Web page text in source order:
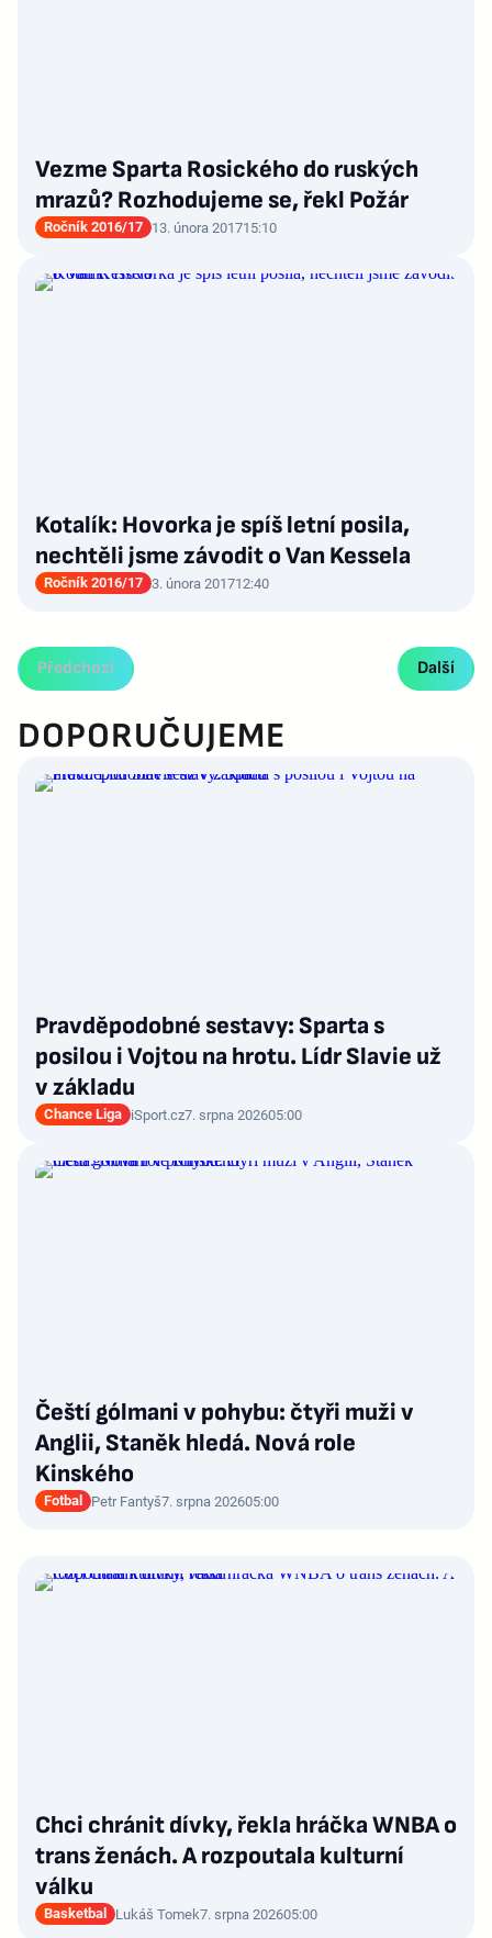
Vezme Sparta Rosického do ruských
mrazů? Rozhodujeme se, řekl Požár
Ročník 2016/17 13. února 201715:10
Kotalík: Hovorka je spíš letní posila,
nechtěli jsme závodit o Van Kessela
Ročník 2016/17 3. února 201712:40
Předchozí Další
DOPORUČUJEME
Pravděpodobné sestavy: Sparta s
posilou i Vojtou na hrotu. Lídr Slavie už
v základu
Chance Liga iSport.cz7. srpna 202605:00
Čeští gólmani v pohybu: čtyři muži v
Anglii, Staněk hledá. Nová role
Kinského
Fotbal Petr Fantyš7. srpna 202605:00
Chci chránit dívky, řekla hráčka WNBA o
trans ženách. A rozpoutala kulturní
válku
Basketbal Lukáš Tomek7. srpna 202605:00